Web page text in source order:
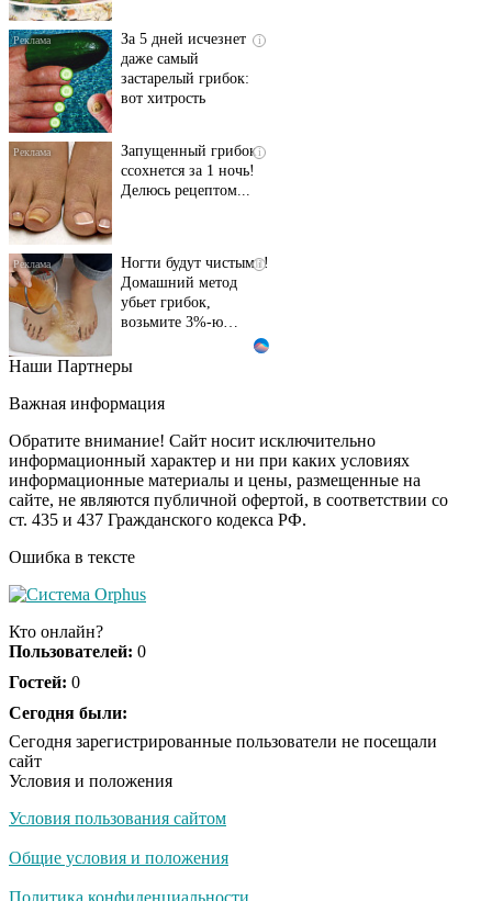
i
За 5 дней исчезнет
даже самый
застарелый грибок:
вот хитрость
i
Запущенный грибок
ссохнется за 1 ночь!
Делюсь рецептом...
i
Ногти будут чистыми!
Домашний метод
убьет грибок,
возьмите 3%-ю…
Этот танец невесты
Пересмотрела 10 раз
i
Ролик длится пару
секунд, но вы будете в
шоке от увиденного
Ролик из Омска: вы
Ржу не переставая, это
не раз
Скрытая камера на
люди вытворяют, когда
Наши Партнеры
Важная информация
Обратите внимание! Сайт носит исключительно
информационный характер и ни при каких условиях
информационные материалы и цены, размещенные на
сайте, не являются публичной офертой, в соответствии со
ст. 435 и 437 Гражданского кодекса РФ.
Ошибка в тексте
Кто онлайн?
Пользователей: 0
Гостей: 0
Сегодня были:
Сегодня зарегистрированные пользователи не посещали
сайт
Условия и положения
Условия пользования сайтом
Общие условия и положения
Политика конфиденциальности